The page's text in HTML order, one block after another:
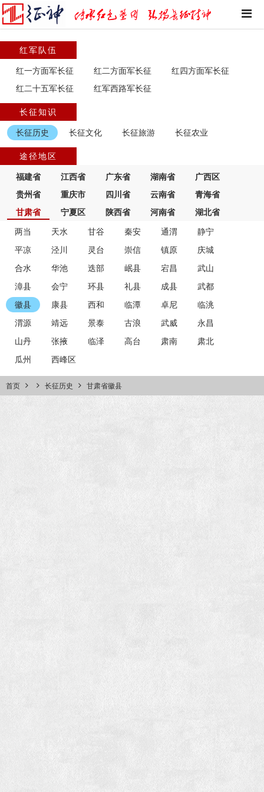
红军队伍
红一方面军长征 红二方面军长征
红四方面军长征
红二十五军长征
红军西路军长征
长征知识
长征历史 长征文化 长征旅游 长征农业
途径地区
福建省 江西省 广东省 湖南省
广西区
贵州省
重庆市 四川省 云南省
青海省
甘肃省
宁夏区 陕西省 河南省 湖北省
两当 天水 甘谷 秦安 通渭
静宁
平凉
泾川 灵台 崇信 镇原
庆城
合水
华池 迭部 岷县 宕昌
武山
漳县
会宁 环县 礼县 成县
武都
徽县
康县 西和 临潭 卓尼
临洮
渭源
靖远 景泰 古浪 武威
永昌
山丹
张掖 临泽 高台 肃南
肃北
瓜州
西峰区
首页 长征历史 甘肃省徽县